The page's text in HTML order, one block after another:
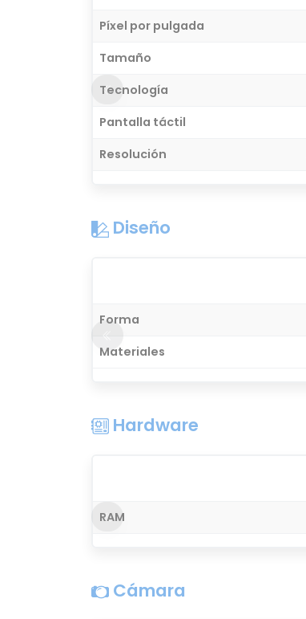
Píxel por pulgada
Tamaño
Tecnología
Pantalla táctil
Resolución
Diseño
Forma
Materiales
Hardware
RAM
Cámara